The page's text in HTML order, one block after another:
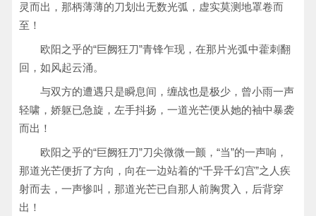
灵而出，那柄薄薄的刀划出无数光弧，虚实莫测地罩卷而
至！
欧阳之乎的“巨阙狂刀”青锋乍现，在那片光弧中藿刺翻
回，如风起云涌。
与双方的遭遇只是瞬息间，缠战也是极少，曾小雨一声
轻啸，娇躯已急旋，左手抖扬，一道光芒便从她的袖中暴袭
而出！
欧阳之乎的“巨阙狂刀”刀尖微微一颤，“当”的一声响，
那道光芒便折了方向，向在一边站着的“千异千幻宫”之人疾
射而去，一声惨叫，那道光芒已自那人前胸贯入，后背穿
出！